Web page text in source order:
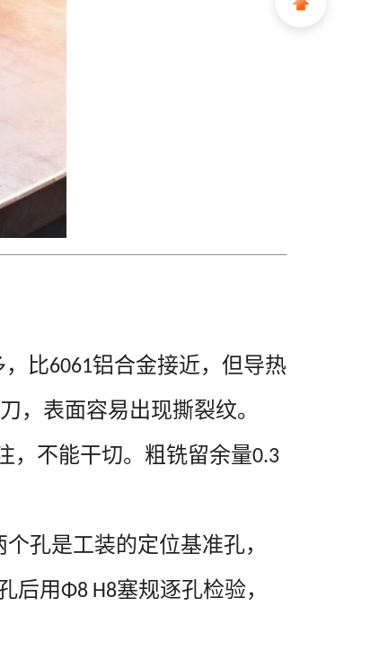
，比6061铝合金接近，但导热
，表面容易出现撕裂纹。
，不能干切。粗铣留余量0.3
个孔是工装的定位基准孔，
后用Φ8 H8塞规逐孔检验，